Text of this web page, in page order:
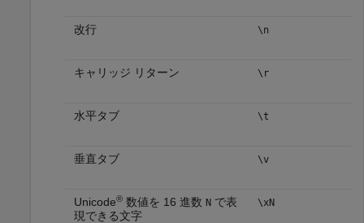
改行 \n
キャリッジ リターン \r
水平タブ \t
垂直タブ \v
Unicode®数値を 16 進数 Nで表
現できる文字
\xN